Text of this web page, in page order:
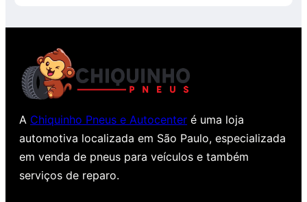
A Chiquinho Pneus e Autocenter é uma loja
automotiva localizada em São Paulo, especializada
em venda de pneus para veículos e também
serviços de reparo.